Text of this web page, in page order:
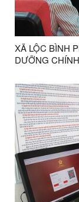
XÃ LỘC BÌNH
DƯỠNG